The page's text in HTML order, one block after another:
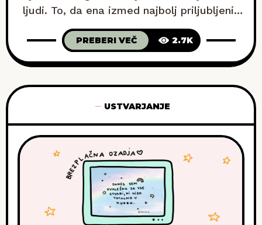
ljudi. To, da ena izmed najbolj priljubljenih
grafik preteklega meseca krasi nova
ozadja, je postalo že skoraj rutina – in tudi
tokrat sem se držala tega pravila. Če si
te bo spremljala ves dan
PREBERI VEČ 2.7K
USTVARJANJE